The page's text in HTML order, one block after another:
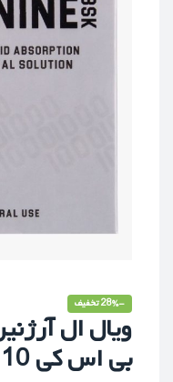
-28% تخفیف
بی اس کی 10 عدد